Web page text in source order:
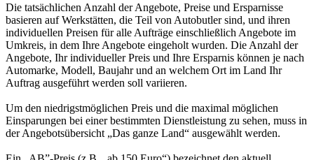
Die tatsächlichen Anzahl der Angebote, Preise und Ersparnisse
basieren auf Werkstätten, die Teil von Autobutler sind, und ihren
individuellen Preisen für alle Aufträge einschließlich Angebote im
Umkreis, in dem Ihre Angebote eingeholt wurden. Die Anzahl der
Angebote, Ihr individueller Preis und Ihre Ersparnis können je nach
Automarke, Modell, Baujahr und an welchem Ort im Land Ihr
Auftrag ausgeführt werden soll variieren.
Um den niedrigstmöglichen Preis und die maximal möglichen
Einsparungen bei einer bestimmten Dienstleistung zu sehen, muss in
der Angebotsübersicht „Das ganze Land“ ausgewählt werden.